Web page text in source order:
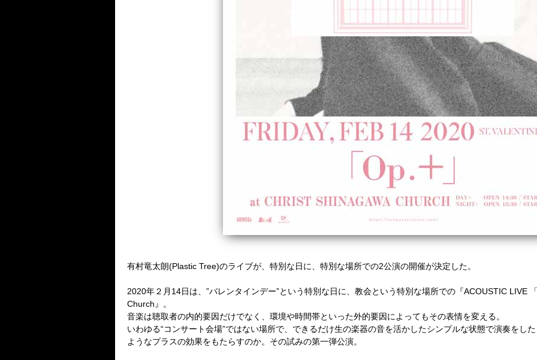
有村竜太朗(Plastic Tree)のライブが、特別な日に、特別な場所での2公演の開催が決定した。
2020年２月 14日は、 ”バレンタインデー”という特別な日に、教会という特別な場所での『ACOUSTIC LIVE 「
Church 』。
音楽は聴取者の内的要因だけでなく、環境や時間帯といった外的要因によってもその表情を変える。
いわゆる“コンサート会場”ではない場所で、できるだけ生の楽器の音を活かしたシンプルな状態で演奏をし
ようなプラスの効果をもたらすのか。その試みの第一弾公演。